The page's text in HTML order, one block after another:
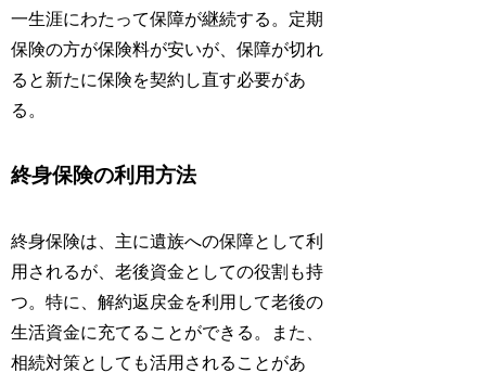
一生涯にわたって保障が継続する。定期
保険の方が保険料が安いが、保障が切れ
ると新たに保険を契約し直す必要があ
る。
終身保険の利用方法
終身保険は、主に遺族への保障として利
用されるが、老後資金としての役割も持
つ。特に、解約返戻金を利用して老後の
生活資金に充てることができる。また、
相続対策としても活用されることがあ